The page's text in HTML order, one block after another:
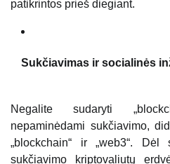
patikrintos prieš diegiant.
Sukčiavimas ir socialinės
Negalite sudaryti
nepaminėdami sukčiavimo,
„blockchain“ ir „web3“.
sukčiavimo kriptovaliutų